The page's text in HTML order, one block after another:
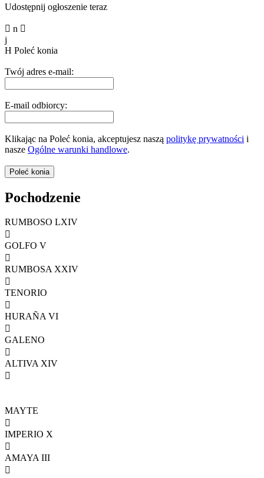
Udostępnij ogłoszenie teraz
 n 
j
H Poleć konia
Twój adres e-mail:
E-mail odbiorcy:
Klikając na Poleć konia, akceptujesz naszą politykę prywatności i
nasze Ogólne warunki handlowe.
Pochodzenie
RUMBOSO LXIV

GOLFO V

RUMBOSA XXIV

TENORIO

HURAÑA VI

GALENO

ALTIVA XIV

MAYTE

IMPERIO X

AMAYA III
